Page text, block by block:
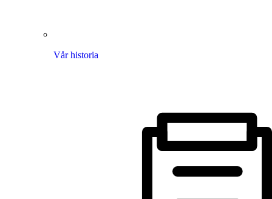
Vår historia